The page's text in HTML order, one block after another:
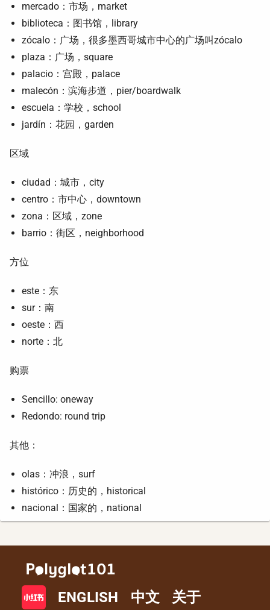
mercado：市场，market
biblioteca：图书馆，library
zócalo：广场，很多墨西哥城市中心的广场叫zócalo
plaza：广场，square
palacio：宫殿，palace
malecón：滨海步道，pier/boardwalk
escuela：学校，school
jardín：花园，garden
区域
ciudad：城市，city
centro：市中心，downtown
zona：区域，zone
barrio：街区，neighborhood
方位
este：东
sur：南
oeste：西
norte：北
购票
Sencillo: oneway
Redondo: round trip
其他：
olas：冲浪，surf
histórico：历史的，historical
nacional：国家的，national
ENGLISH 中文 关于